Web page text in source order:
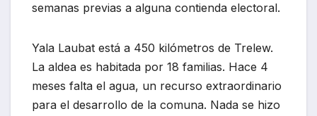
semanas previas a alguna contienda electoral.
Yala Laubat está a 450 kilómetros de Trelew.
La aldea es habitada por 18 familias. Hace 4
meses falta el agua, un recurso extraordinario
para el desarrollo de la comuna. Nada se hizo